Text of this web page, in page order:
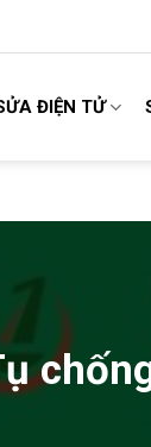
ĐIỆN TỬ